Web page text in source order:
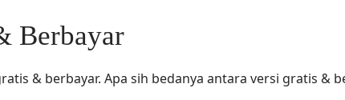
Berbayar
& berbayar. Apa sih bedanya antara versi gratis &